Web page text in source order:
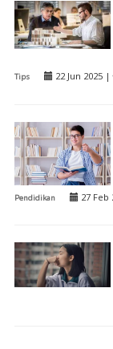
Tips 22 Jun 2025 |
Pendidikan 27